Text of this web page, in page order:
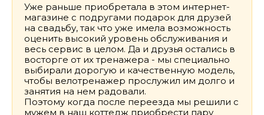
Уже раньше приобретала в этом интернет-
магазине с подругами подарок для друзей
на свадьбу, так что уже имела возможность
оценить высокий уровень обслуживания и
весь сервис в целом. Да и друзья остались в
восторге от их тренажера - мы специально
выбирали дорогую и качественную модель,
чтобы велотренажер прослужил им долго и
занятия на нем радовали.
Поэтому когда после переезда мы решили с
мужем в наш коттедж приобрести пару